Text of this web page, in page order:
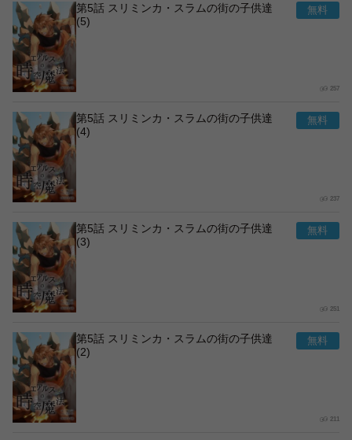
第5話 スリミンカ・スラムの街の子供達
(5)
257
第5話 スリミンカ・スラムの街の子供達
(4)
237
第5話 スリミンカ・スラムの街の子供達
(3)
251
第5話 スリミンカ・スラムの街の子供達
(2)
211